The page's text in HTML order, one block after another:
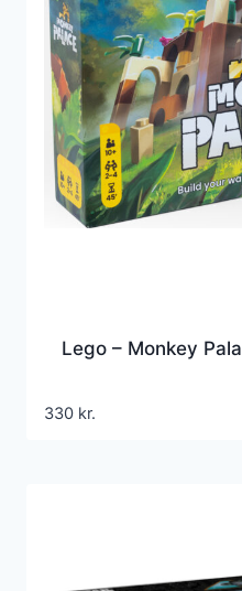
Lego – Monkey
330 kr.